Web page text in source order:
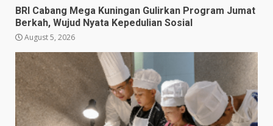
BRI Cabang Mega Kuningan Gulirkan Program Jumat
Berkah, Wujud Nyata Kepedulian Sosial
August 5, 2026